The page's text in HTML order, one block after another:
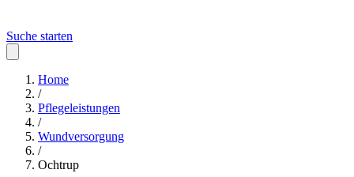
Suche starten
Home
/
Pflegeleistungen
/
Wundversorgung
/
Ochtrup